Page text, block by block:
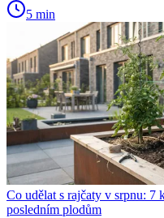
5 min
Co udělat s rajčaty v srpnu: 7
posledním plodům